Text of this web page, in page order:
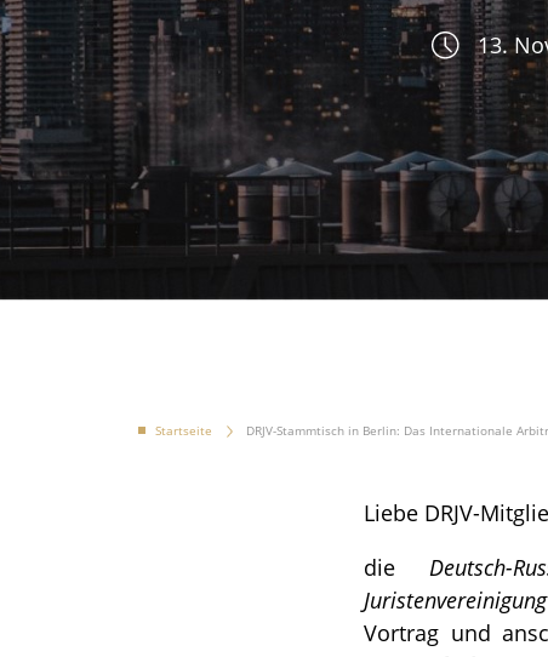
13.
Startseite DRJV-Stammtisch in Berlin: Das Internationale
Liebe DRJV-
dieDeutsch-
Vortrag und